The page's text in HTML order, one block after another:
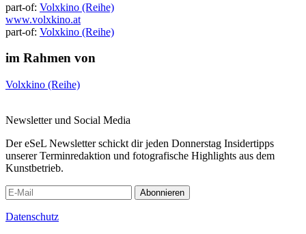
part-of: Volxkino (Reihe)
www.volxkino.at
part-of: Volxkino (Reihe)
im Rahmen von
Volxkino (Reihe)
Newsletter und Social Media
Der eSeL Newsletter schickt dir jeden Donnerstag Insidertipps
unserer Terminredaktion und fotografische Highlights aus dem
Kunstbetrieb.
Abonnieren
Datenschutz